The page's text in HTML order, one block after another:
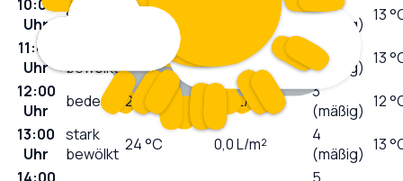
10:00
Uhr
sonnig °C
(mäßig) 13
11:00
Uhr
bewölkt
L/m²
5
(mäßig) 13
12:00
Uhr
bedeckt 24 °C L/m²
3
(mäßig) 12
13:00
Uhr
stark
bewölkt 24°C 0,0L/m²
4
(mäßig) 13